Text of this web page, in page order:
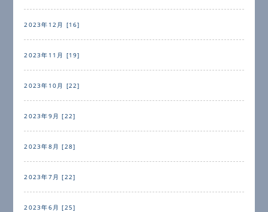
2023年12月 [16]
2023年11月 [19]
2023年10月 [22]
2023年9月 [22]
2023年8月 [28]
2023年7月 [22]
2023年6月 [25]